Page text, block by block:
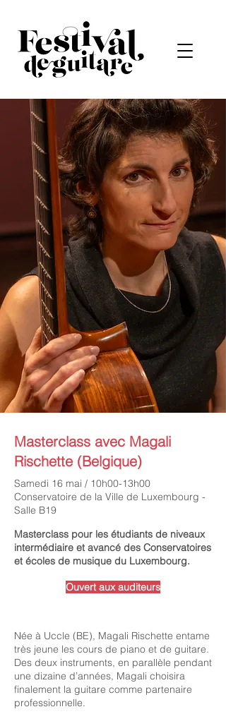
Masterclass avec Magali
Rischette (Belgique)
Samedi 16 mai / 10h00-13h00
Conservatoire de la Ville de Luxembourg -
Salle B19
Masterclass pour les étudiants de niveaux
intermédiaire et avancé des Conservatoires
et écoles de musique du Luxembourg.
Ouvert aux auditeurs
Née à Uccle (BE), Magali Rischette entame
très jeune les cours de piano et de guitare.
Des deux instruments, en parallèle pendant
une dizaine d’années, Magali choisira
finalement la guitare comme partenaire
professionnelle.